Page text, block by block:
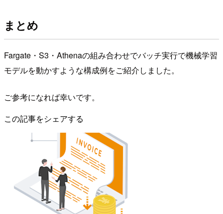
まとめ
Fargate・S3・Athenaの組み合わせでバッチ実行で機械学習
モデルを動かすような構成例をご紹介しました。
ご参考になれば幸いです。
この記事をシェアする